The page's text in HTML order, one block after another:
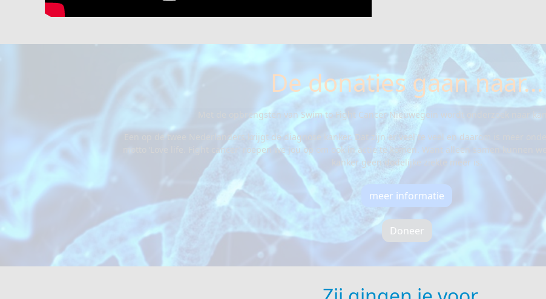
De donaties gaan naar...
Met de opbrengsten van Swim to Fight Cancer Nieuwegein wordt onderzoek naar
Een op de twee Nederlanders krijgt de diagnose kanker. Dat zijn er veel te veel en daarom is meer
motto ‘Love life. Fight cancer’ roepen we jou op om ook in actie te komen. Want alleen samen kunnen
kanker geen dodelijke ziekte meer is.
meer informatie
Doneer